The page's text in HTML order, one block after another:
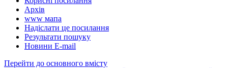
Архів
www мапа
Надіслати це посилання
Результати пошуку
Новини Е-mail
Перейти до основного вмісту